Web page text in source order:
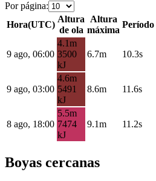
Por página:
Hora(UTC)
Altura
de ola
Altura
máxima
Período
9 ago, 06:00
4.1m
3500
kJ
6.7m 10.3s
9 ago, 03:00
4.6m
5491
kJ
8.6m 11.6s
8 ago, 18:00
5.5m
7474
kJ
9.1m 11.2s
Boyas cercanas